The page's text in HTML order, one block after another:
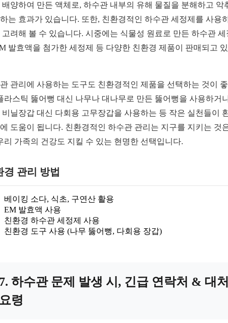
배양하여 만든 액체로, 하수관 내부의 유해 물질을 분해하고 악
는 효과가 있습니다. 또한, 친환경적인 하수관 세정제를 사용
고려해 볼 수 있습니다. 시중에는 식물성 원료로 만든 하수관 세
발효액을 첨가한 세정제 등 다양한 친환경 제품이 판매되고
관리에 사용하는 도구도 친환경적인 제품을 선택하는 것이
라스틱 뚫어뻥 대신 나무나 대나무로 만든 뚫어뻥을 사용하거
비닐장갑 대신 다회용 고무장갑을 사용하는 등 작은 실천들이
도움이 됩니다. 친환경적인 하수관 관리는 지구를 지키는 것
리 가족의 건강도 지킬 수 있는 현명한 선택입니다.
경 관리 방법
베이킹 소다, 식초, 구연산 활용
EM 발효액 사용
친환경 하수관 세정제 사용
친환경 도구 사용 (나무 뚫어뻥, 다회용 장갑)
하수관 문제 발생 시, 긴급 연락처 & 대
령